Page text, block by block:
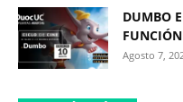
DUMBO
Agosto 7,